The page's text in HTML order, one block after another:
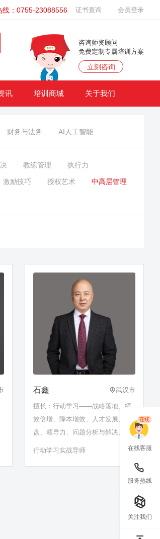
线：0755-23088556 证书查询 会员登录
咨询师资顾问
免费定制专属培训方案
立刻咨询
讯 培训商城 关于我们
财务与法务 AI人工智能
教练管理 执行力
激励技巧 授权艺术 中高层管理
石鑫 武汉市
擅长：行动学习——战略落地、绩
效倍增、降本增效、人才发展、复
盘、领导力、问题分析与解决、促
行动学习实战导师 在线客服
服务热线
关注我们